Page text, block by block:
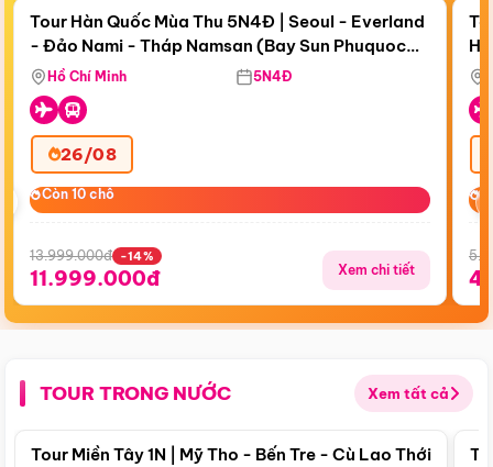
Còn18 ngày 12:09:35
Bay Sun Phuquoc Airways
Tour Hàn Quốc Mùa Thu 5N4Đ | Seoul - Everland
- Đảo Nami - Tháp Namsan (Bay Sun Phuquoc
Airways)
Hồ Chí Minh 5N4Đ
26/08
Còn 10 chỗ
Còn 10 chỗ
13.999.000đ -14%
11.999.000đ Xem chi tiết
TOUR TRONG NƯỚC Xem tất cả
Điểm nổi bật
Tour Miền Tây 1N | Mỹ Tho - Bến Tre - Cù Lao Thới